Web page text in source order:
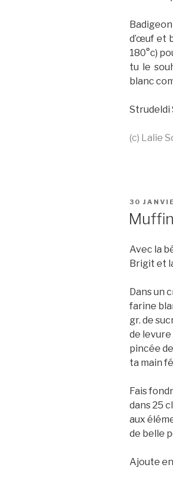
d’œuf et
180°c)
tu le
blanc
Strudeldi
(c) Lalie
PUBLIÉ
30
Avec la
Brigit et
Dans un
farine
gr. de
de levure
pincée
ta main
Fais
dans 25
aux
de belle
Ajoute